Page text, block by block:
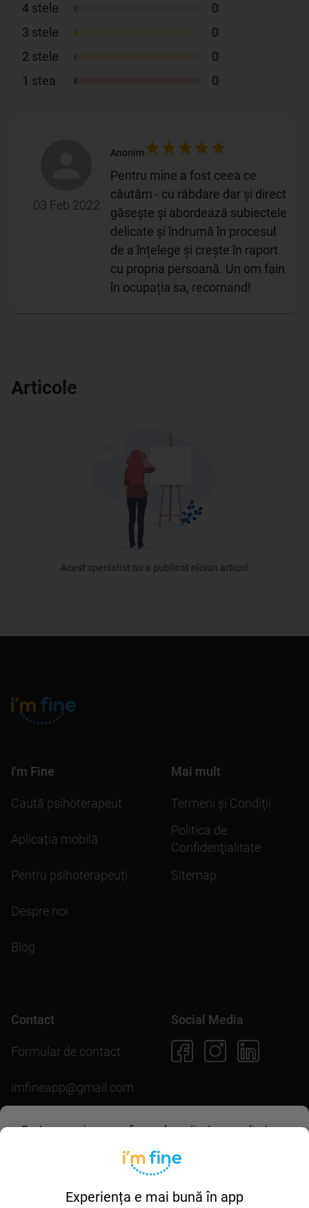
Pentru scopuri precum afișarea de conținut personalizat,
navigării pe acest site înseamnă că ești de acord să
permiți colectarea de informații prin cookie-uri.
Experiența e mai bună în app
4 stele
0
3 stele
0
2 stele
0
1 stea 0
03 Feb 2022
Anonim
Pentru mine a fost ceea ce
căutăm - cu răbdare dar și direct
găsește și abordează subiectele
delicate și îndrumă în procesul
de a înțelege și crește în raport
cu propria persoană. Un om fain
în ocupația sa, recomand!
Articole
Acest specialist nu a publicat niciun articol
I'm Fine
Caută psihoterapeut
Aplicația mobilă
Pentru psihoterapeuți
Despre noi
Blog
Mai mult
Termeni şi Condiţii
Politica de
Confidenţialitate
Sitemap
Contact
Formular de contact
imfineapp@gmail.com
Social Media